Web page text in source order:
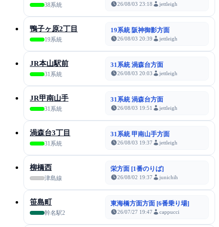
38系統 26/08/03 23:18 jettleigh
鴨子ヶ原2丁目
19系統
19系統 阪神御影方面
26/08/03 20:39 jettleigh
JR本山駅前
31系統
31系統 渦森台方面
26/08/03 20:03 jettleigh
JR甲南山手
31系統
31系統 渦森台方面
26/08/03 19:51 jettleigh
渦森台3丁目
31系統
31系統 甲南山手方面
26/08/03 19:37 jettleigh
柳橋西
津島線
栄方面 [1番のりば]
26/08/02 19:37 junichih
笹島町
幹名駅2
東海橋方面方面 [6番乗り場]
26/07/27 19:47 cappucci